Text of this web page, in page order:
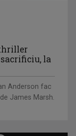
la
Anderson fac
James Marsh.